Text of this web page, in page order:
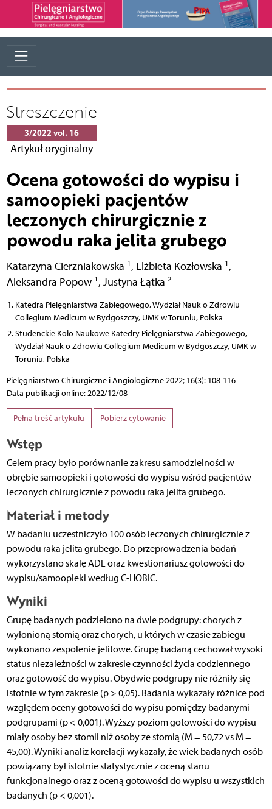
Streszczenie
3/2022 vol. 16
Artykuł oryginalny
Ocena gotowości do wypisu i
samoopieki pacjentów
leczonych chirurgicznie z
powodu raka jelita grubego
Katarzyna Cierzniakowska 1 , Elżbieta Kozłowska 1 ,
Aleksandra Popow 1 , Justyna Łątka 2
Katedra Pielęgniarstwa Zabiegowego, Wydział Nauk o Zdrowiu
Collegium Medicum w Bydgoszczy, UMK w Toruniu, Polska
Studenckie Koło Naukowe Katedry Pielęgniarstwa Zabiegowego,
Wydział Nauk o Zdrowiu Collegium Medicum w Bydgoszczy, UMK w
Toruniu, Polska
Pielęgniarstwo Chirurgiczne i Angiologiczne 2022; 16(3): 108-116
Data publikacji online: 2022/12/08
Pełna treść artykułu Pobierz cytowanie
Wstęp
Celem pracy było porównanie zakresu samodzielności w
obrębie samoopieki i gotowości do wypisu wśród pacjentów
leczonych chirurgicznie z powodu raka jelita grubego.
Materiał i metody
W badaniu uczestniczyło 100 osób leczonych chirurgicznie z
powodu raka jelita grubego. Do przeprowadzenia badań
wykorzystano skalę ADL oraz kwestionariusz gotowości do
wypisu/samoopieki według C-HOBIC.
Wyniki
Grupę badanych podzielono na dwie podgrupy: chorych z
wyłonioną stomią oraz chorych, u których w czasie zabiegu
wykonano zespolenie jelitowe. Grupę badaną cechował wysoki
status niezależności w zakresie czynności życia codziennego
oraz gotowość do wypisu. Obydwie podgrupy nie różniły się
istotnie w tym zakresie (p > 0,05). Badania wykazały różnice pod
względem oceny gotowości do wypisu pomiędzy badanymi
podgrupami (p < 0,001). Wyższy poziom gotowości do wypisu
miały osoby bez stomii niż osoby ze stomią (M = 50,72 vs M =
45,00). Wyniki analiz korelacji wykazały, że wiek badanych osób
powiązany był istotnie statystycznie z oceną stanu
funkcjonalnego oraz z oceną gotowości do wypisu u wszystkich
badanych (p < 0,001).